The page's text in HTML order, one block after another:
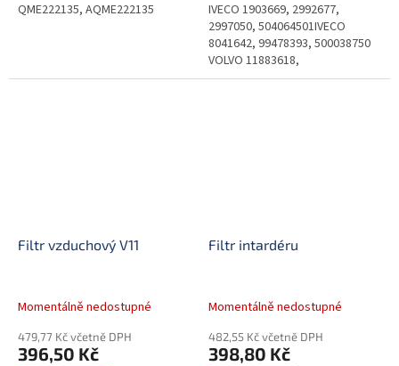
QME222135, AQME222135
IVECO 1903669, 2992677,
2997050, 504064501IVECO
8041642, 99478393, 500038750
VOLVO 11883618,
43904200VOLVO 43931948Man-
Filtr vzduchový V11
Momentálně nedostupné
479,77 Kč včetně DPH
396,50 Kč
Filtr intardéru
Momentálně nedostupné
482,55 Kč včetně DPH
398,80 Kč